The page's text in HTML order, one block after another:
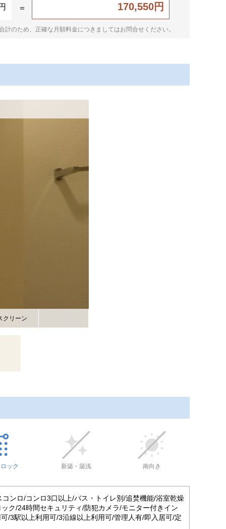
170,550円
計のため、正確な月額料金につきましてはお問合せください。
クリーン
ック 新築・築浅 南向き
ンロ/コンロ3口以上/バス・トイレ別/追焚機能/浴室乾燥
ク/24時間セキュリティ/防犯カメラ/モニター付きイン
/3駅以上利用可/3沿線以上利用可/管理人有/即入居可/定